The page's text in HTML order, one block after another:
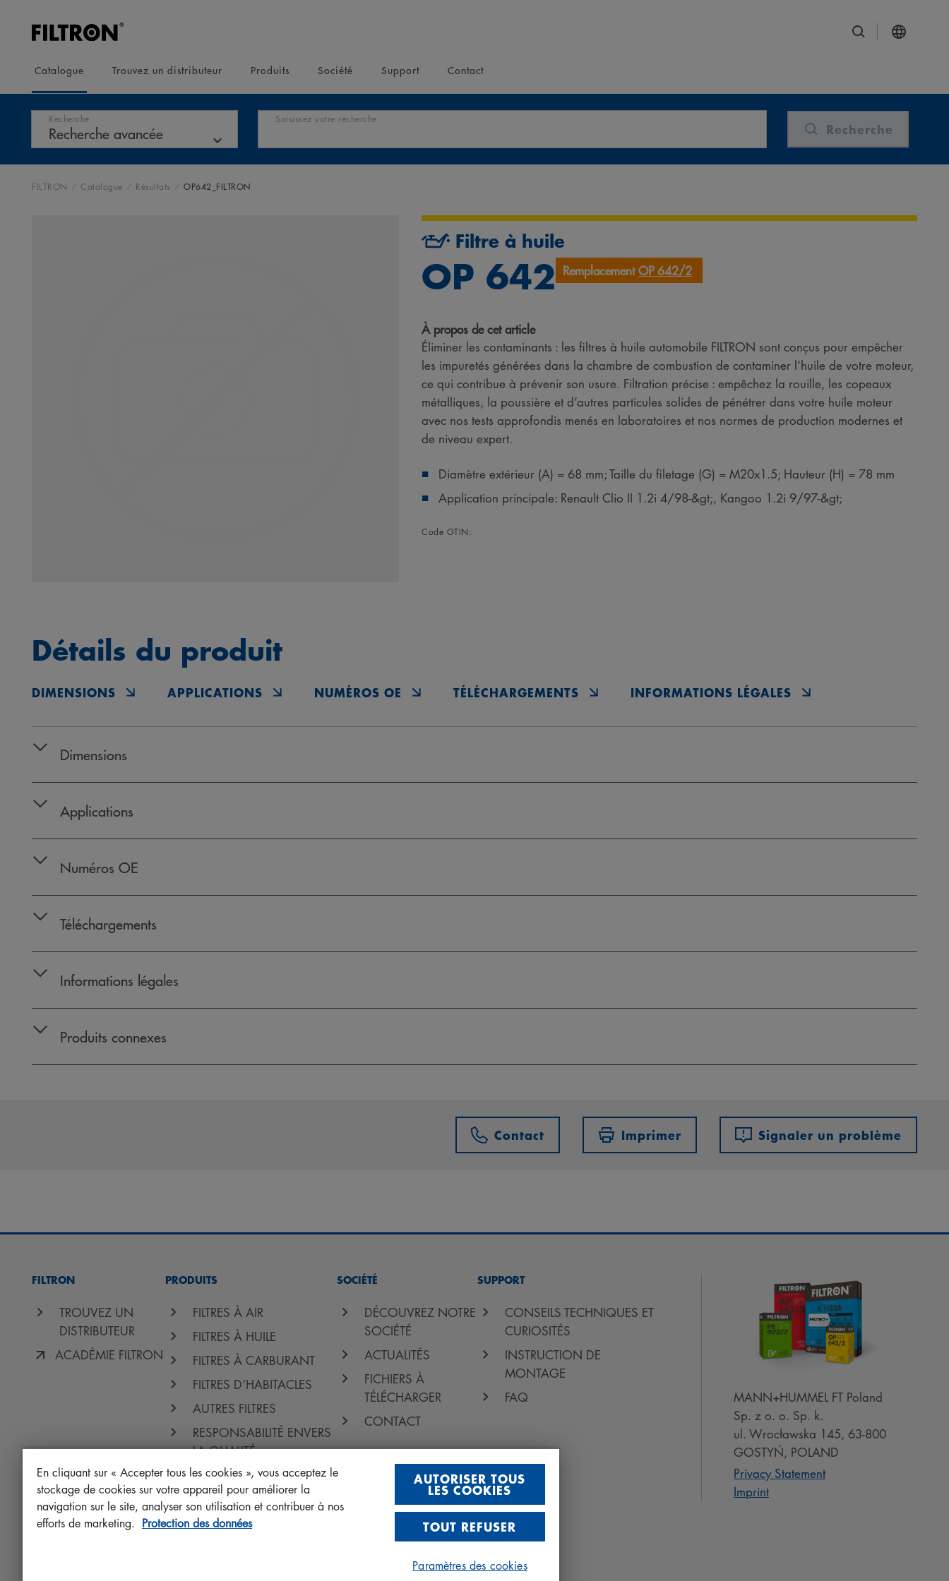
Catalogue Trouvez un distributeur Produits Société Support Contact
Recherche Saisissez votre recherche
Recherche
FILTRON Catalogue Résultats OP642_FILTRON
Filtre à huile
OP 642 RemplacementOP 642/2
À propos de cet article
Éliminer les contaminants : les filtres à huile automobile FILTRON sont conçus pour empêcher
les impuretés générées dans la chambre de combustion de contaminer l’huile de votre moteur,
ce qui contribue à prévenir son usure. Filtration précise : empêchez la rouille, les copeaux
métalliques, la poussière et d’autres particules solides de pénétrer dans votre huile moteur
avec nos tests approfondis menés en laboratoires et nos normes de production modernes et
de niveau expert.
Diamètre extérieur (A) = 68 mm; Taille du filetage (G) = M20x1.5; Hauteur (H) = 78 mm
Application principale: Renault Clio II 1.2i 4/98-&gt;, Kangoo 1.2i 9/97-&gt;
Code GTIN:
Détails du produit
DIMENSIONS APPLICATIONS NUMÉROS OE TÉLÉCHARGEMENTS INFORMATIONS LÉGALES
Dimensions
Applications
Numéros OE
Téléchargements
Informations légales
Produits connexes
Contact Imprimer Signaler un problème
FILTRON
TROUVEZ UN
DISTRIBUTEUR
ACADÉMIE FILTRON
PRODUITS
FILTRES À AIR
FILTRES À HUILE
FILTRES À CARBURANT
FILTRES D’HABITACLES
AUTRES FILTRES
RESPONSABILITÉ ENVERS
LA QUALITÉ
PROTECT+
SOCIÉTÉ
DÉCOUVREZ NOTRE
SOCIÉTÉ
ACTUALITÉS
FICHIERS À
TÉLÉCHARGER
CONTACT
SUPPORT
CONSEILS TECHNIQUES ET
CURIOSITÉS
INSTRUCTION DE
MONTAGE
FAQ
MANN+HUMMEL FT Poland
Sp. z o. o. Sp. k.
ul. Wrocławska 145, 63-800
GOSTYŃ, POLAND
Privacy Statement
Imprint
En cliquant sur « Accepter tous les cookies », vous acceptez le
stockage de cookies sur votre appareil pour améliorer la
navigation sur le site, analyser son utilisation et contribuer à nos
efforts de marketing. Protection des données
AUTORISER TOUS
LES COOKIES
TOUT REFUSER
Paramètres des cookies